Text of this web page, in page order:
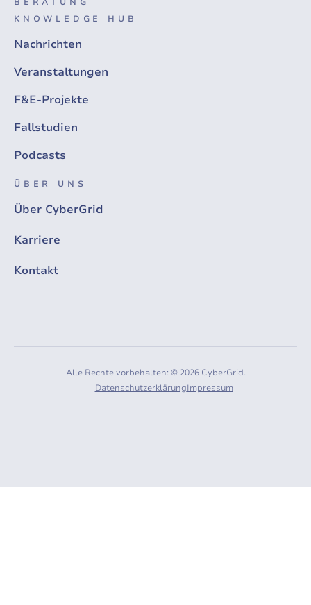
KNOWLEDGE HUB
Nachrichten
Veranstaltungen
F&E-Projekte
Fallstudien
Podcasts
ÜBER UNS
Über CyberGrid
Karriere
Kontakt
Alle Rechte vorbehalten: © 2026 CyberGrid.
DatenschutzerklärungImpressum